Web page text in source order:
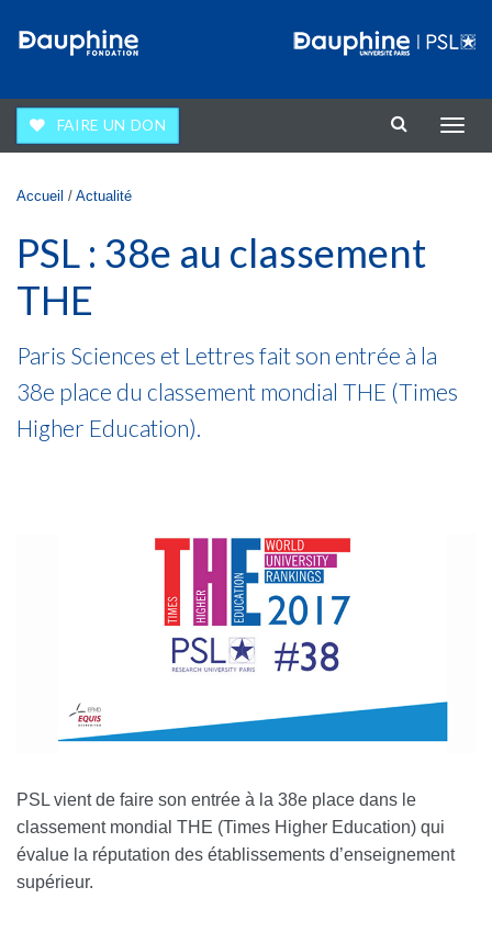
FAIRE UN DON
la
Vous êtes ici
Accueil / Actualité
PSL : 38e au classement
THE
Paris Sciences et Lettres fait son entrée à la
38e place du classement mondial THE (Times
Higher Education).
PSL vient de faire son entrée à la 38e place dans le
classement mondial THE (Times Higher Education) qui
évalue la réputation des établissements d’enseignement
supérieur.